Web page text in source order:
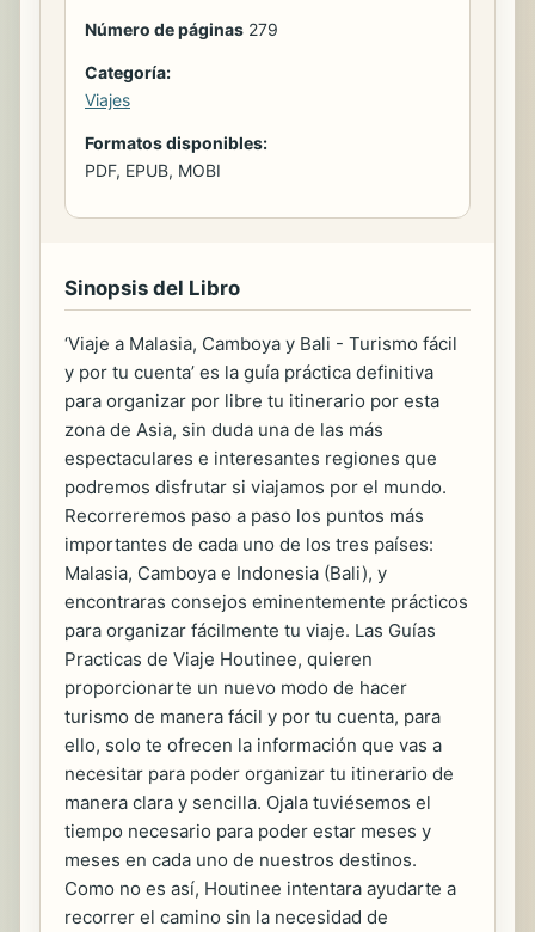
Número de páginas 279
Categoría:
Viajes
Formatos disponibles:
PDF, EPUB, MOBI
Sinopsis del Libro
‘Viaje a Malasia, Camboya y Bali - Turismo fácil
y por tu cuenta’ es la guía práctica definitiva
para organizar por libre tu itinerario por esta
zona de Asia, sin duda una de las más
espectaculares e interesantes regiones que
podremos disfrutar si viajamos por el mundo.
Recorreremos paso a paso los puntos más
importantes de cada uno de los tres países:
Malasia, Camboya e Indonesia (Bali), y
encontraras consejos eminentemente prácticos
para organizar fácilmente tu viaje. Las Guías
Practicas de Viaje Houtinee, quieren
proporcionarte un nuevo modo de hacer
turismo de manera fácil y por tu cuenta, para
ello, solo te ofrecen la información que vas a
necesitar para poder organizar tu itinerario de
manera clara y sencilla. Ojala tuviésemos el
tiempo necesario para poder estar meses y
meses en cada uno de nuestros destinos.
Como no es así, Houtinee intentara ayudarte a
recorrer el camino sin la necesidad de